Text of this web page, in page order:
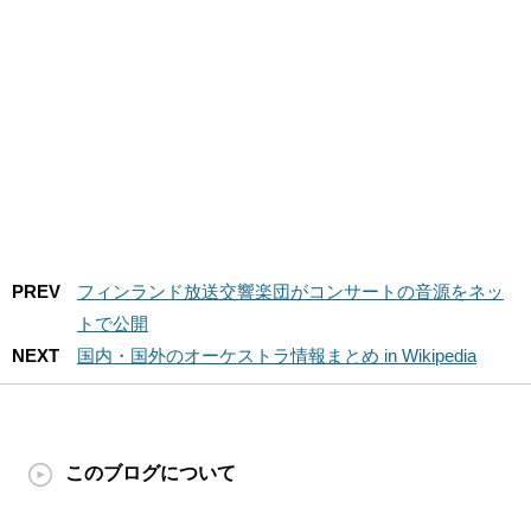
PREV
フィンランド放送交響楽団がコンサートの音源をネッ
トで公開
NEXT
国内・国外のオーケストラ情報まとめ in Wikipedia
このブログについて